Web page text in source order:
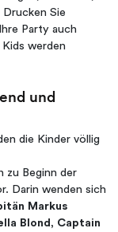
Sie
Party auch
werden
und
die Kinder völlig
zu Beginn der
Darin wenden sich
Markus
Blond , Captain